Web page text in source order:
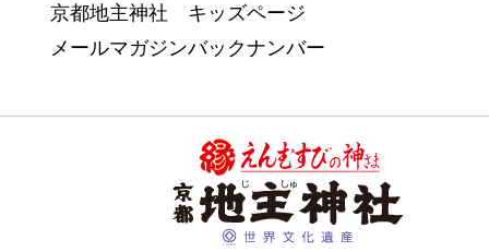
京都地主神社 キッズページ
メールマガジンバックナンバー